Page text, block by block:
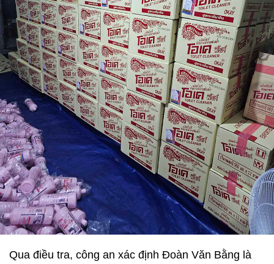
Qua điều tra, công an xác định Đoàn Văn Bằng là